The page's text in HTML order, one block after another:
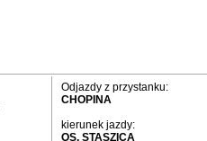
Odjazdy z przystanku:
CHOPINA
kierunek jazdy:
OS. STASZICA